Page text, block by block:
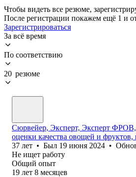
Чтобы видеть все резюме,
После регистрации покажем ещё 1 и
Зарегистрироваться
За всё время
По соответствию
20 резюме
Сюрвейер, Эксперт, Эксперт ФРОВ,
оценки качества овощей и фруктов,
37 лет • Был 19 июня 2024 •
Не ищет работу
Общий опыт
19 лет 8 месяцев